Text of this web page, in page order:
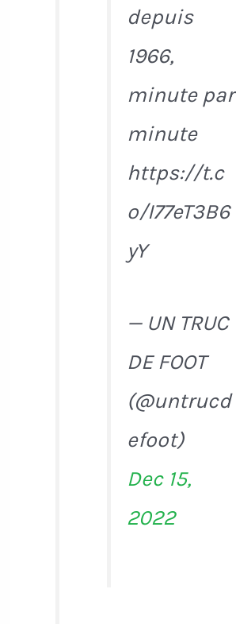
depuis
1966,
minute par
minute
https://t.c
o/I77eT3B6
yY
— UN TRUC
DE FOOT
(@untrucd
efoot)
Dec 15,
2022